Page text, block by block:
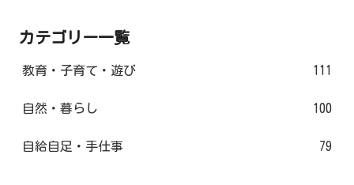
カテゴリー一覧
教育・子育て・遊び 111
自然・暮らし 100
自給自足・手仕事 79